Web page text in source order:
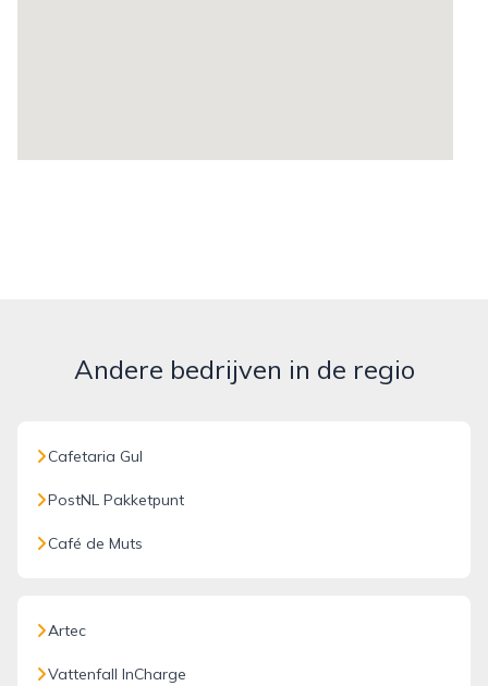
Andere bedrijven in de regio
Cafetaria Gul
PostNL Pakketpunt
Café de Muts
Artec
Vattenfall InCharge